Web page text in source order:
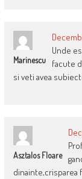
Marinescu
Unde
facute
si veti avea
Asztalos Floare
dinainte,crisparea